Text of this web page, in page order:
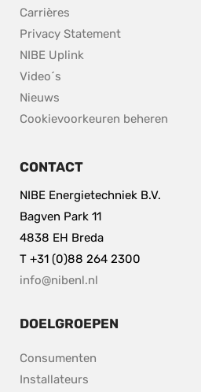
Carrières
Privacy Statement
NIBE Uplink
Video´s
Nieuws
Cookievoorkeuren beheren
CONTACT
NIBE Energietechniek B.V.
Bagven Park 11
4838 EH Breda
T +31 (0)88 264 2300
info@nibenl.nl
DOELGROEPEN
Consumenten
Installateurs